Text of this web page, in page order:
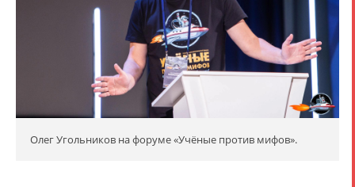
Олег Угольников на форуме «Учёные против мифов».